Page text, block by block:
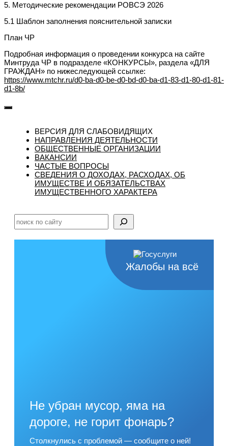
5. Методические рекомендации РОВСЭ 2026
5.1 Шаблон заполнения пояснительной записки
План ЧР
Подробная информация о проведении конкурса на сайте
Минтруда ЧР в подразделе «КОНКУРСЫ», раздела «ДЛЯ
ГРАЖДАН» по нижеследующей ссылке:
https://www.mtchr.ru/d0-ba-d0-be-d0-bd-d0-ba-d1-83-d1-80-d1-81-
d1-8b/
ВЕРСИЯ ДЛЯ СЛАБОВИДЯЩИХ
НАПРАВЛЕНИЯ ДЕЯТЕЛЬНОСТИ
ОБЩЕСТВЕННЫЕ ОРГАНИЗАЦИИ
ВАКАНСИИ
ЧАСТЫЕ ВОПРОСЫ
CВЕДЕНИЯ О ДОХОДАХ, РАСХОДАХ, ОБ
ИМУЩЕСТВЕ И ОБЯЗАТЕЛЬСТВАХ
ИМУЩЕСТВЕННОГО ХАРАКТЕРА
Жалобы на всё
Не убран мусор, яма на
дороге, не горит фонарь?
Столкнулись с проблемой — сообщите о ней!